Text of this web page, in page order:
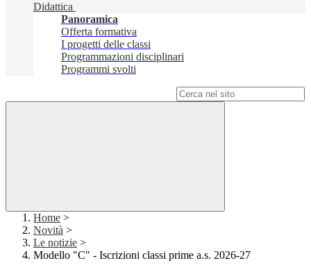
Didattica
Panoramica
Offerta formativa
I progetti delle classi
Programmazioni disciplinari
Programmi svolti
Home >
Novità >
Le notizie >
Modello "C" - Iscrizioni classi prime a.s. 2026-27